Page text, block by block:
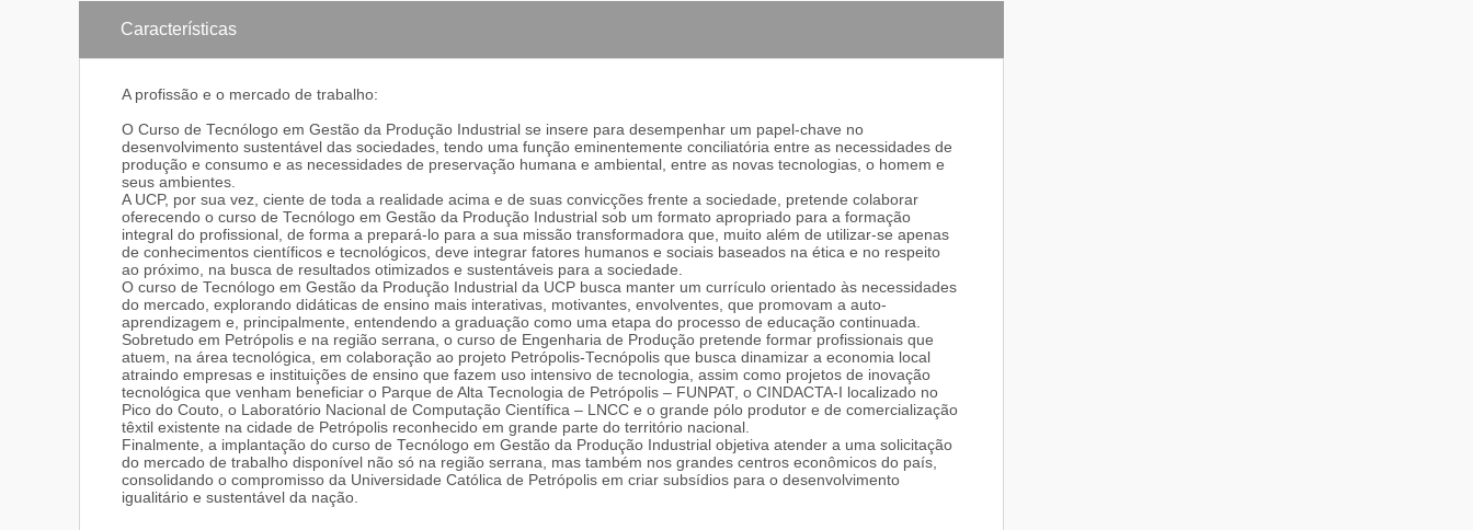
Características
A profissão e o mercado de trabalho:
O Curso de Tecnólogo em Gestão da Produção Industrial se insere para desempenhar um papel-chave no
desenvolvimento sustentável das sociedades, tendo uma função eminentemente conciliatória entre as necessidades de
produção e consumo e as necessidades de preservação humana e ambiental, entre as novas tecnologias, o homem e
seus ambientes.
A UCP, por sua vez, ciente de toda a realidade acima e de suas convicções frente a sociedade, pretende colaborar
oferecendo o curso de Tecnólogo em Gestão da Produção Industrial sob um formato apropriado para a formação
integral do profissional, de forma a prepará-lo para a sua missão transformadora que, muito além de utilizar-se apenas
de conhecimentos científicos e tecnológicos, deve integrar fatores humanos e sociais baseados na ética e no respeito
ao próximo, na busca de resultados otimizados e sustentáveis para a sociedade.
O curso de Tecnólogo em Gestão da Produção Industrial da UCP busca manter um currículo orientado às necessidades
do mercado, explorando didáticas de ensino mais interativas, motivantes, envolventes, que promovam a auto-
aprendizagem e, principalmente, entendendo a graduação como uma etapa do processo de educação continuada.
Sobretudo em Petrópolis e na região serrana, o curso de Engenharia de Produção pretende formar profissionais que
atuem, na área tecnológica, em colaboração ao projeto Petrópolis-Tecnópolis que busca dinamizar a economia local
atraindo empresas e instituições de ensino que fazem uso intensivo de tecnologia, assim como projetos de inovação
tecnológica que venham beneficiar o Parque de Alta Tecnologia de Petrópolis – FUNPAT, o CINDACTA-I localizado no
Pico do Couto, o Laboratório Nacional de Computação Científica – LNCC e o grande pólo produtor e de comercialização
têxtil existente na cidade de Petrópolis reconhecido em grande parte do território nacional.
Finalmente, a implantação do curso de Tecnólogo em Gestão da Produção Industrial objetiva atender a uma solicitação
do mercado de trabalho disponível não só na região serrana, mas também nos grandes centros econômicos do país,
consolidando o compromisso da Universidade Católica de Petrópolis em criar subsídios para o desenvolvimento
igualitário e sustentável da nação.